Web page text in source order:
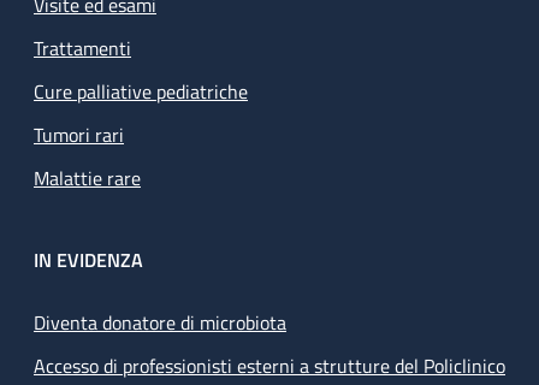
Trattamenti
Cure palliative pediatriche
Tumori rari
Malattie rare
IN EVIDENZA
Diventa donatore di microbiota
Accesso di professionisti esterni a strutture del Policlinico